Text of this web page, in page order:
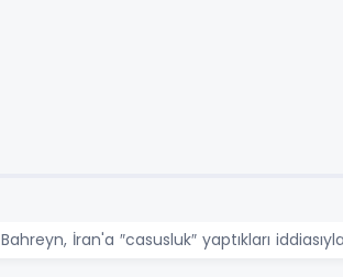
Bahreyn, İran'a ″casusluk″ yaptıkları